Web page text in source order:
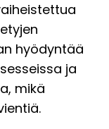
hyödyntää
ja
mikä